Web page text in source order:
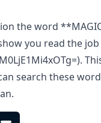
the word
you read the
search these